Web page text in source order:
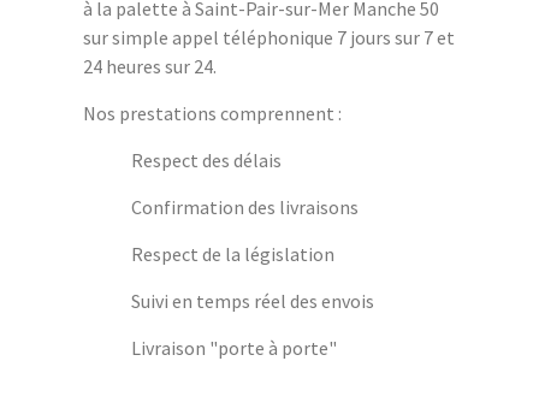
à la palette à Saint-Pair-sur-Mer Manche 50
sur simple appel téléphonique 7 jours sur 7 et
24 heures sur 24.
Nos prestations comprennent :
Respect des délais
Confirmation des livraisons
Respect de la législation
Suivi en temps réel des envois
Livraison "porte à porte"